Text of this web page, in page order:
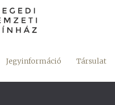
Jegyinformáció Társulat